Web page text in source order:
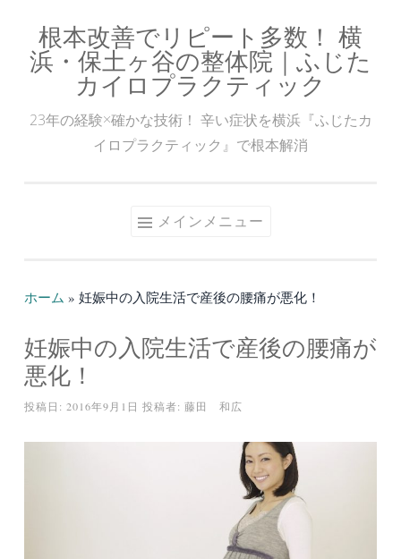
ン
根本改善でリピート多数！ 横
浜・保土ヶ谷の整体院｜ふじた
カイロプラクティック
23年の経験×確かな技術！ 辛い症状を横浜『ふじたカ
イロプラクティック』で根本解消
メインメニュー
ホーム » 妊娠中の入院生活で産後の腰痛が悪化！
妊娠中の入院生活で産後の腰痛が
悪化！
投稿日: 2016年9月1日 投稿者: 藤田 和広